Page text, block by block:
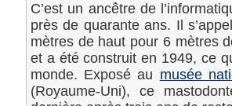
C’est un ancêtre de
près de quarante ans. Il
mètres de haut pour 6 mètres
et a été construit en 1949, ce
monde. Exposé au musée
(Royaume-Uni), ce